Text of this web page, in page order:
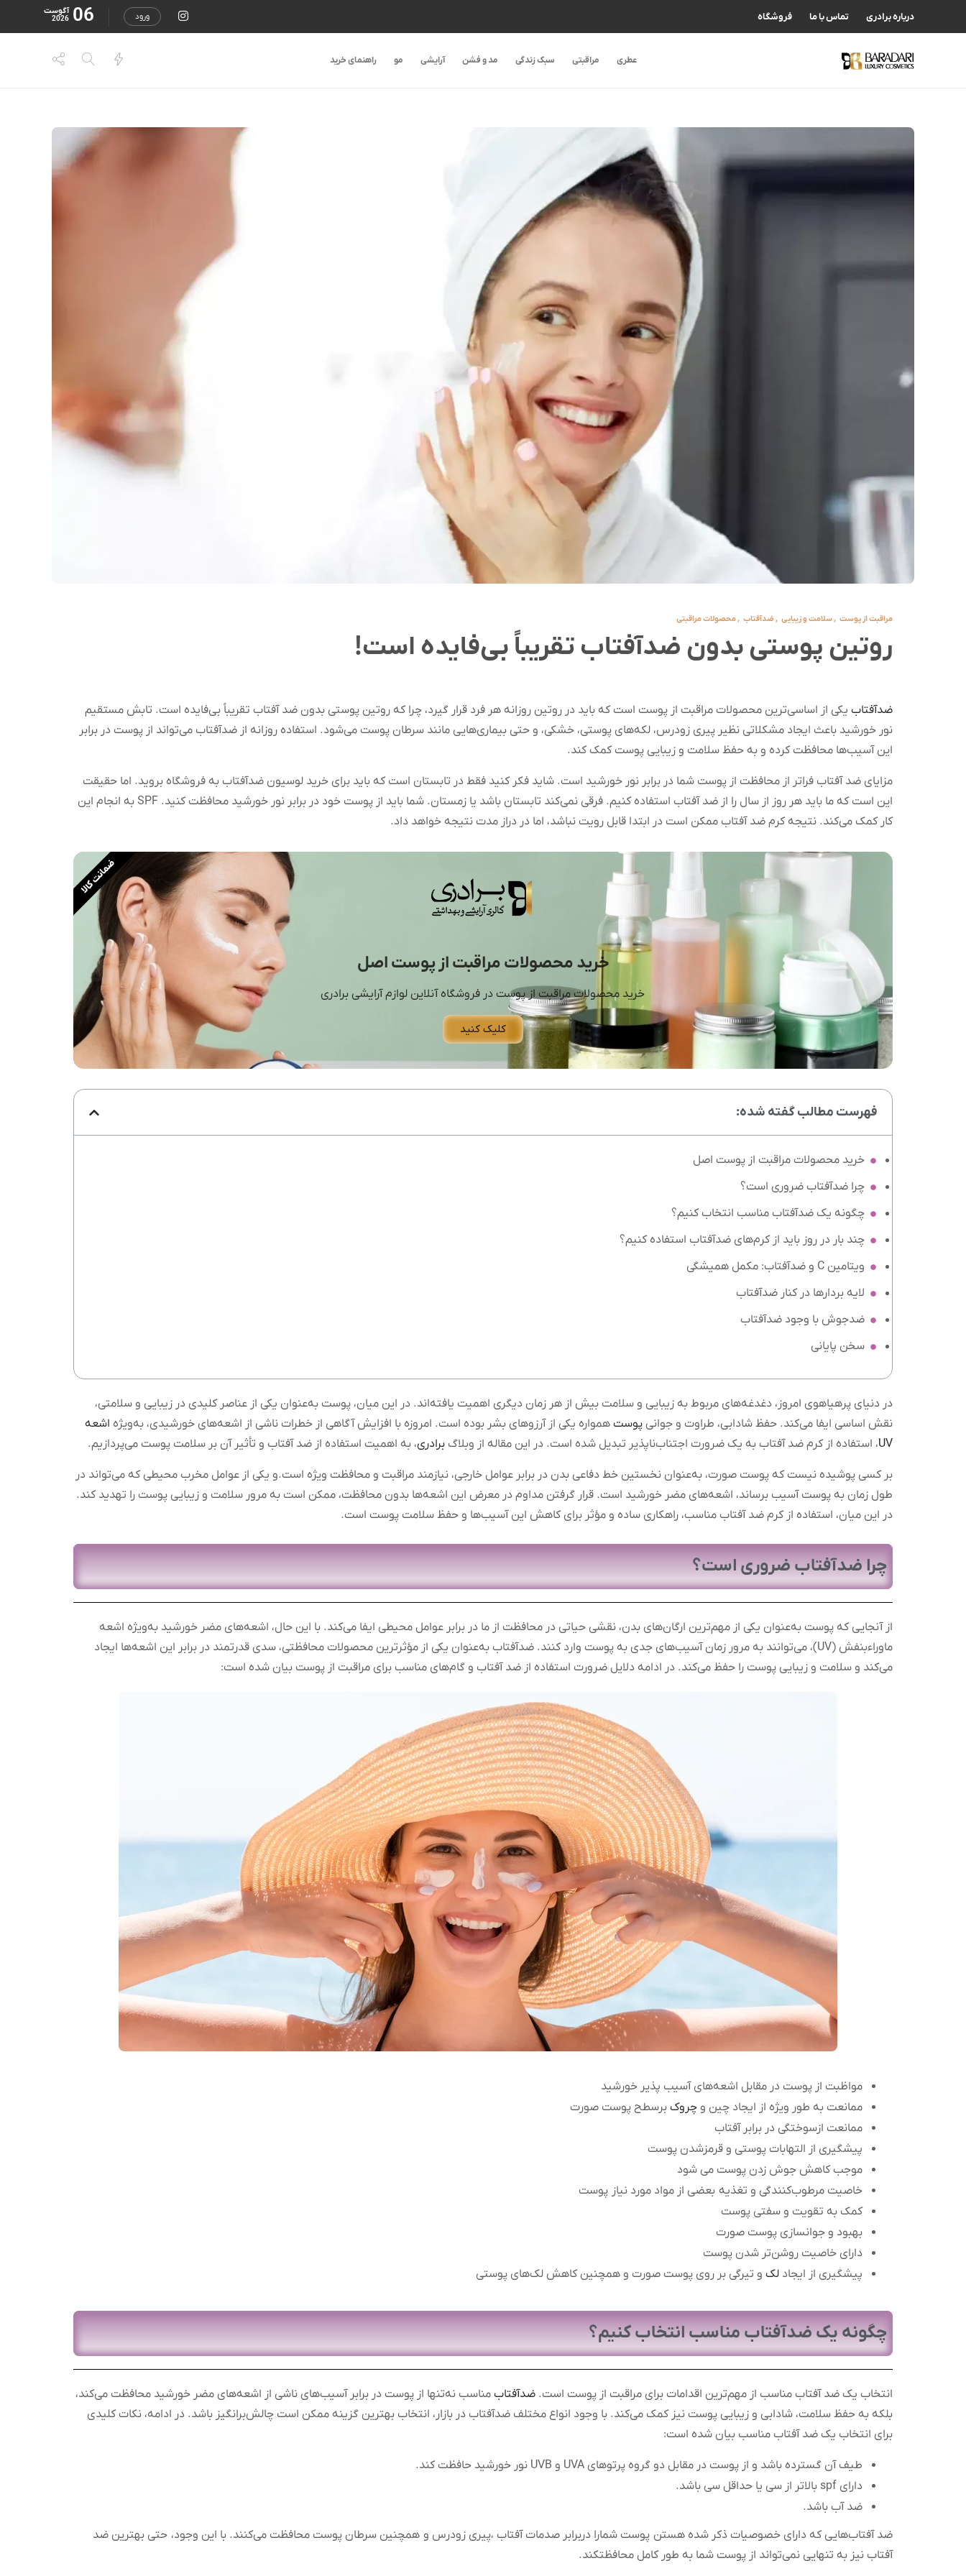
درباره برادری تماس با ما فروشگاه ورود 06 آگوست
2026
عطری مراقبتی سبک زندگی مد و فشن آرایشی مو راهنمای خرید
مراقبت از پوست ,سلامت و زیبایی , ضدآفتاب ,محصولات مراقبتی
روتین پوستی بدون ضدآفتاب تقریباً بی‌فایده است!
ضدآفتاب یکی از اساسی‌ترین محصولات مراقبت از پوست است که باید در روتین روزانه هر فرد قرار گیرد، چرا که روتین پوستی بدون ضد آفتاب تقریباً بی‌فایده است. تابش مستقیم
نور خورشید باعث ایجاد مشکلاتی نظیر پیری زودرس، لکه‌های پوستی، خشکی، و حتی بیماری‌هایی مانند سرطان پوست می‌شود. استفاده روزانه از ضدآفتاب می‌تواند از پوست در برابر
این آسیب‌ها محافظت کرده و به حفظ سلامت و زیبایی پوست کمک کند.
مزایای ضد آفتاب فراتر از محافظت از پوست شما در برابر نور خورشید است. شاید فکر کنید فقط در تابستان است که باید برای خرید لوسیون ضدآفتاب به فروشگاه بروید. اما حقیقت
این است که ما باید هر روز از سال را از ضد آفتاب استفاده کنیم. فرقی نمی‌کند تابستان باشد یا زمستان. شما باید از پوست خود در برابر نور خورشید محافظت کنید. SPF به انجام این
کار کمک می‌کند. نتیجه کرم ضد آفتاب ممکن است در ابتدا قابل رویت نباشد، اما در دراز مدت نتیجه خواهد داد.
خرید محصولات مراقبت از پوست اصل
خرید محصولات مراقبت از پوست در فروشگاه آنلاین لوازم آرایشی برادری
کلیک کنید
ضمانت کالا
فهرست مطالب گفته شده:
خرید محصولات مراقبت از پوست اصل
چرا ضدآفتاب ضروری است؟
چگونه یک ضدآفتاب مناسب انتخاب کنیم؟
چند بار در روز باید از کرم‌های ضدآفتاب استفاده کنیم؟
ویتامین C و ضدآفتاب: مکمل همیشگی
لایه بردارها در کنار ضدآفتاب
ضدجوش با وجود ضدآفتاب
سخن پایانی
در دنیای پرهیاهوی امروز، دغدغه‌های مربوط به زیبایی و سلامت بیش از هر زمان دیگری اهمیت یافته‌اند. در این میان، پوست به‌عنوان یکی از عناصر کلیدی در زیبایی و سلامتی،
نقش اساسی ایفا می‌کند. حفظ شادابی، طراوت و جوانی پوست همواره یکی از آرزوهای بشر بوده است. امروزه با افزایش آگاهی از خطرات ناشی از اشعه‌های خورشیدی، به‌ویژه اشعه
UV، استفاده از کرم ضد آفتاب به یک ضرورت اجتناب‌ناپذیر تبدیل شده است. در این مقاله از وبلاگ برادری، به اهمیت استفاده از ضد آفتاب و تأثیر آن بر سلامت پوست می‌پردازیم.
بر کسی پوشیده نیست که پوست صورت، به‌عنوان نخستین خط دفاعی بدن در برابر عوامل خارجی، نیازمند مراقبت و محافظت ویژه است.و یکی از عوامل مخرب محیطی که می‌تواند در
طول زمان به پوست آسیب برساند، اشعه‌های مضر خورشید است. قرار گرفتن مداوم در معرض این اشعه‌ها بدون محافظت، ممکن است به مرور سلامت و زیبایی پوست را تهدید کند.
در این میان، استفاده از کرم ضد آفتاب مناسب، راهکاری ساده و مؤثر برای کاهش این آسیب‌ها و حفظ سلامت پوست است.
چرا ضدآفتاب ضروری است؟
از آنجایی که پوست به‌عنوان یکی از مهم‌ترین ارگان‌های بدن، نقشی حیاتی در محافظت از ما در برابر عوامل محیطی ایفا می‌کند. با این حال، اشعه‌های مضر خورشید به‌ویژه اشعه
ماوراءبنفش (UV)، می‌توانند به مرور زمان آسیب‌های جدی به پوست وارد کنند. ضدآفتاب به‌عنوان یکی از مؤثرترین محصولات محافظتی، سدی قدرتمند در برابر این اشعه‌ها ایجاد
می‌کند و سلامت و زیبایی پوست را حفظ می‌کند. در ادامه دلایل ضرورت استفاده از ضد آفتاب و گام‌های مناسب برای مراقبت از پوست بیان شده است:
مواظبت از پوست در مقابل اشعه‌های آسیب پذیر خورشید
ممانعت به طور ویژه از ایجاد چین و چروک برسطح پوست صورت
ممانعت ازسوختگی در برابر آفتاب
پیشگیری از التهابات پوستی و قرمزشدن پوست
موجب کاهش جوش زدن پوست می شود
خاصیت مرطوب‌کنندگی و تغذیه بعضی از مواد مورد نیاز پوست
کمک به تقویت و سفتی پوست
بهبود و جوانسازی پوست صورت
دارای خاصیت روشن‌تر شدن پوست
پیشگیری از ایجاد لک و تیرگی بر روی پوست صورت و همچنین کاهش لک‌های پوستی
چگونه یک ضدآفتاب مناسب انتخاب کنیم؟
انتخاب یک ضد آفتاب مناسب از مهم‌ترین اقدامات برای مراقبت از پوست است. ضدآفتاب مناسب نه‌تنها از پوست در برابر آسیب‌های ناشی از اشعه‌های مضر خورشید محافظت می‌کند،
بلکه به حفظ سلامت، شادابی و زیبایی پوست نیز کمک می‌کند. با وجود انواع مختلف ضدآفتاب در بازار، انتخاب بهترین گزینه ممکن است چالش‌برانگیز باشد. در ادامه، نکات کلیدی
برای انتخاب یک ضد آفتاب مناسب بیان شده است:
طیف آن گسترده باشد و از پوست در مقابل دو گروه پرتوهای UVA و UVB نور خورشید حافظت کند.
دارای spf بالاتر از سی یا حداقل سی باشد.
ضد آب باشد.
ضد آفتاب‌هایی که دارای خصوصیات ذکر شده هستن پوست شمارا دربرابر صدمات آفتاب ،پیری زودرس و همچنین سرطان پوست محافظت می‌کنند. با این وجود، حتی بهترین ضد
آفتاب نیز به تنهایی نمی‌تواند از پوست شما به طور کامل محافظتکند.